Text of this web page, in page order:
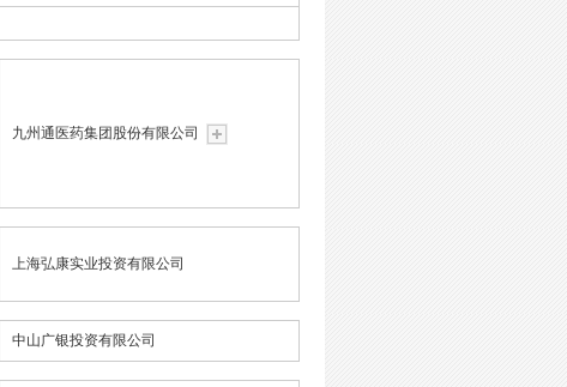
九州通医药集团股份有限公司
上海弘康实业投资有限公司
中山广银投资有限公司